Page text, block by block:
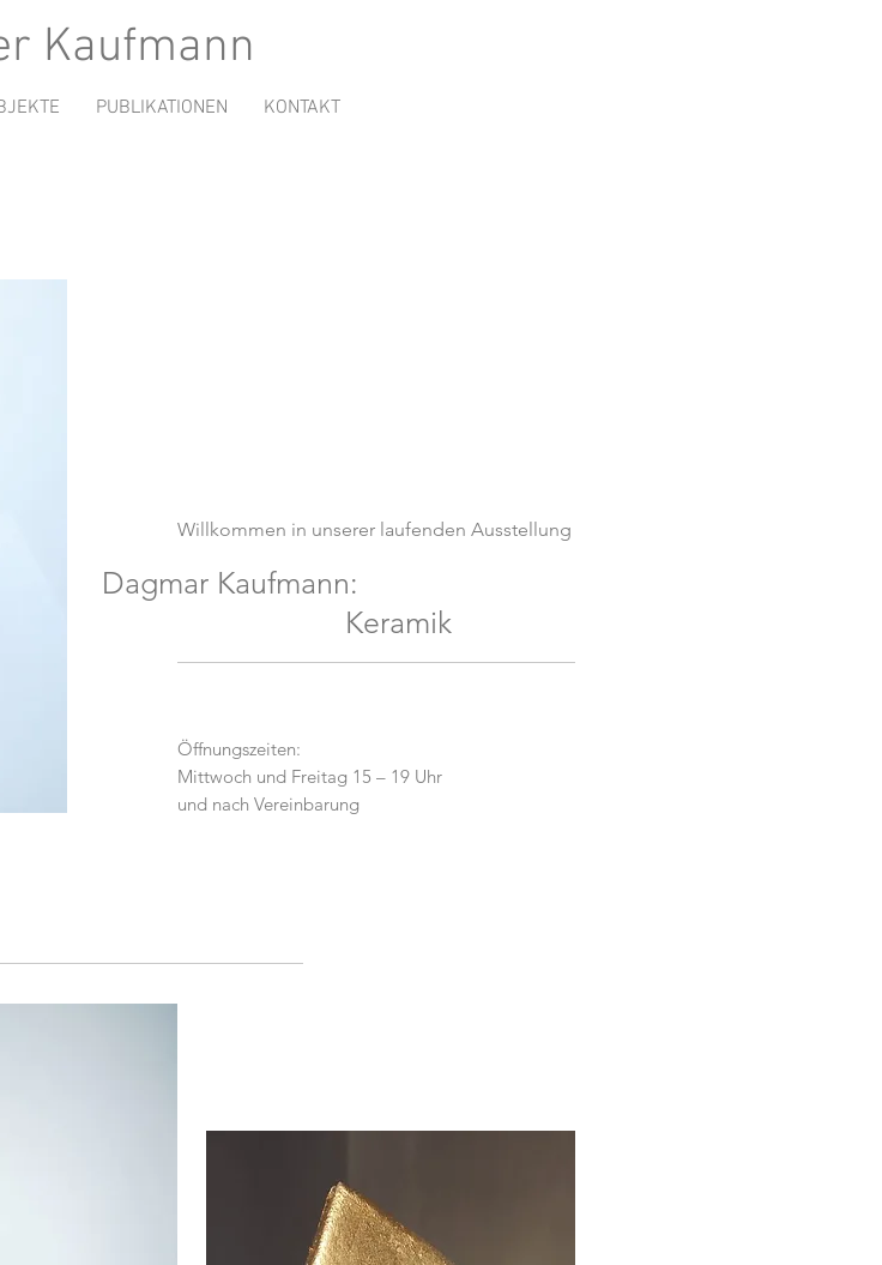
Kaufmann
PUBLIKATIONEN KONTAKT
Willkommen in unserer laufenden Ausstellung
Dagmar Kaufmann:
Keramik
Öffnungszeiten:
Mittwoch und Freitag 15 – 19 Uhr
und nach Vereinbarung